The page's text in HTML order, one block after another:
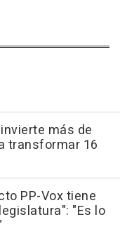
más de
transformar 16
PP-Vox tiene
"Es lo